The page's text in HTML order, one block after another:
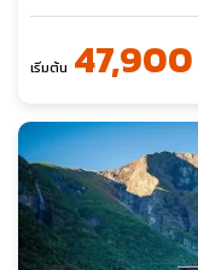
เริ่มต้น